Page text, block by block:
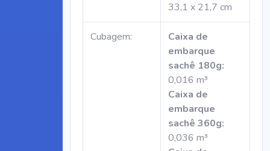
33,1 x 21,7 cm
Cubagem:
Caixa de
embarque
sachê 180g:
0,016 m³
Caixa de
embarque
sachê 360g:
0,036 m³